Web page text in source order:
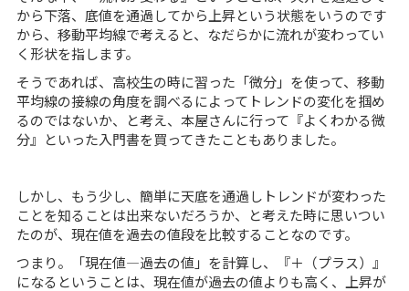
から下落、底値を通過してから上昇という状態をいうのです
から、移動平均線で考えると、なだらかに流れが変わってい
く形状を指します。
そうであれば、高校生の時に習った「微分」を使って、移動
平均線の接線の角度を調べるによってトレンドの変化を掴め
るのではないか、と考え、本屋さんに行って『よくわかる微
分』といった入門書を買ってきたこともありました。
しかし、もう少し、簡単に天底を通過しトレンドが変わった
ことを知ることは出来ないだろうか、と考えた時に思いつい
たのが、現在値を過去の値段を比較することなのです。
つまり。「現在値―過去の値」を計算し、『＋（プラス）』
になるということは、現在値が過去の値よりも高く、上昇が